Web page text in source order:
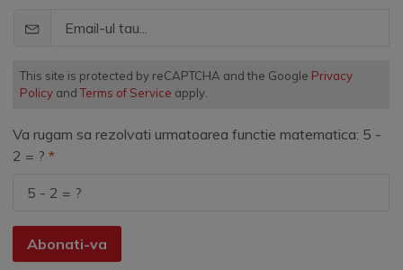
This site is protected by reCAPTCHA and the Google Privacy
Policy andTerms of Service apply.
Va rugam sa rezolvati urmatoarea functie matematica: 5 -
2 = ?
Abonati-va